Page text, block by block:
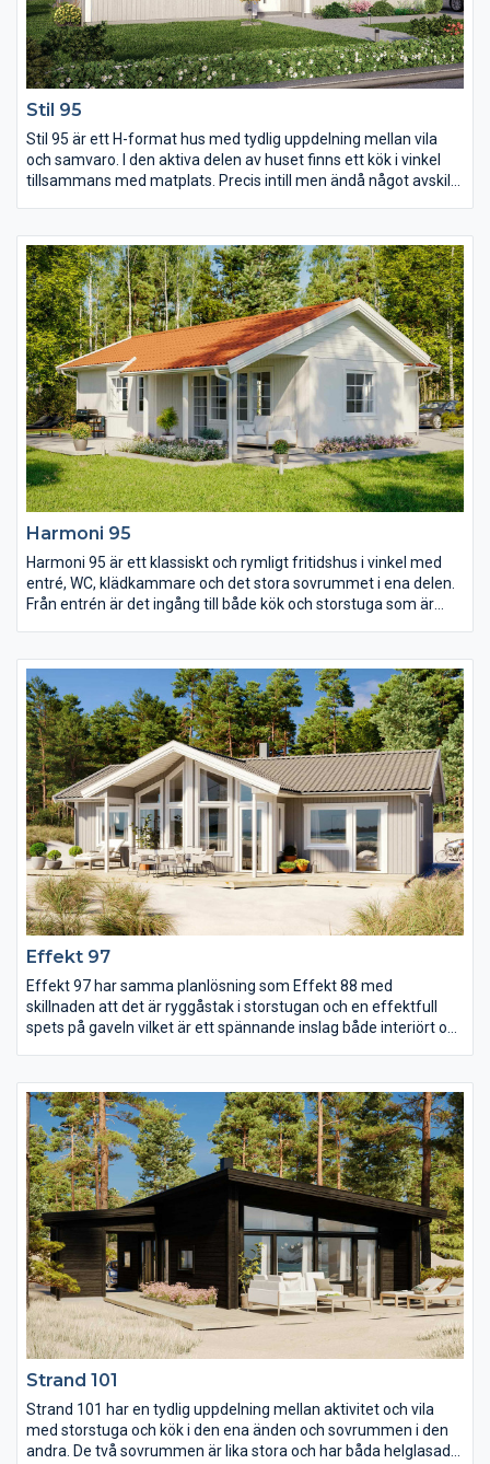
Stil 95
Stil 95 är ett H-format hus med tydlig uppdelning mellan vila
och samvaro. I den aktiva delen av huset finns ett kök i vinkel
tillsammans med matplats. Precis intill men ändå något avskilt
gott om möjlighetet till förvaring. Härifrån finns även en dörr till
uteplatsen, precis som från storstugan.
Harmoni 95
Harmoni 95 är ett klassiskt och rymligt fritidshus i vinkel med
entré, WC, klädkammare och det stora sovrummet i ena delen.
Från entrén är det ingång till både kök och storstuga som är
ljusinsläpp och härifrån tar man sig ut till den stora terrassen
under tak.
Effekt 97
Effekt 97 har samma planlösning som Effekt 88 med
skillnaden att det är ryggåstak i storstugan och en effektfull
spets på gaveln vilket är ett spännande inslag både interiört och
sovrum och dessutom dubbla klädkammare och från entrén
möts man av ett välplanerat kök med egen utgång till
trädgården.
Strand 101
Strand 101 har en tydlig uppdelning mellan aktivitet och vila
med storstuga och kök i den ena änden och sovrummen i den
andra. De två sovrummen är lika stora och har båda helglasade